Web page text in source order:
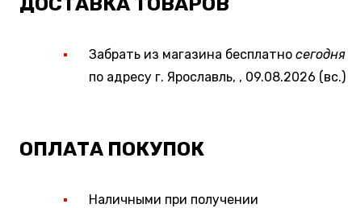
Забрать из магазина бесплатно сегодня
по адресу г. Ярославль, , 09.08.2026 (вс.)
ОПЛАТА ПОКУПОК
Наличными при получении